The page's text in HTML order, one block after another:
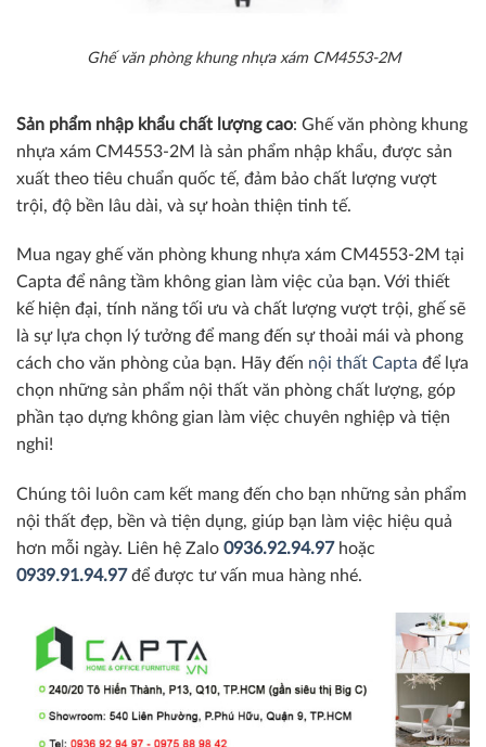
Ghế văn phòng khung nhựa xám CM4553-2M
Sản phẩm nhập khẩu chất lượng cao: Ghế văn phòng khung
nhựa xám CM4553-2M là sản phẩm nhập khẩu, được sản
xuất theo tiêu chuẩn quốc tế, đảm bảo chất lượng vượt
trội, độ bền lâu dài, và sự hoàn thiện tinh tế.
Mua ngay ghế văn phòng khung nhựa xám CM4553-2M tại
Capta để nâng tầm không gian làm việc của bạn. Với thiết
kế hiện đại, tính năng tối ưu và chất lượng vượt trội, ghế sẽ
là sự lựa chọn lý tưởng để mang đến sự thoải mái và phong
cách cho văn phòng của bạn. Hãy đến nội thất Capta để lựa
chọn những sản phẩm nội thất văn phòng chất lượng, góp
phần tạo dựng không gian làm việc chuyên nghiệp và tiện
nghi!
Chúng tôi luôn cam kết mang đến cho bạn những sản phẩm
nội thất đẹp, bền và tiện dụng, giúp bạn làm việc hiệu quả
hơn mỗi ngày. Liên hệ Zalo 0936.92.94.97hoặc
0939.91.94.97để được tư vấn mua hàng nhé.